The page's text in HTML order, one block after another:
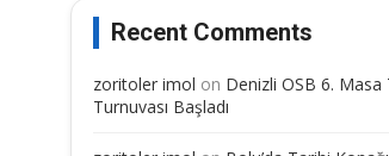
Recent Comments
zoritoler imol on Denizli OSB 6. Masa
Turnuvası Başladı